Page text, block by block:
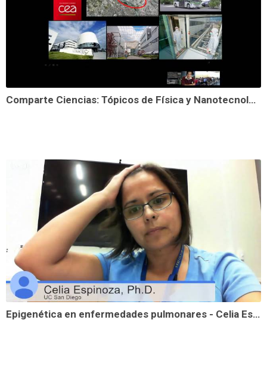
Comparte Ciencias: Tópicos de Física y Nanotecnología
Epigenética en enfermedades pulmonares - Celia Espinoza